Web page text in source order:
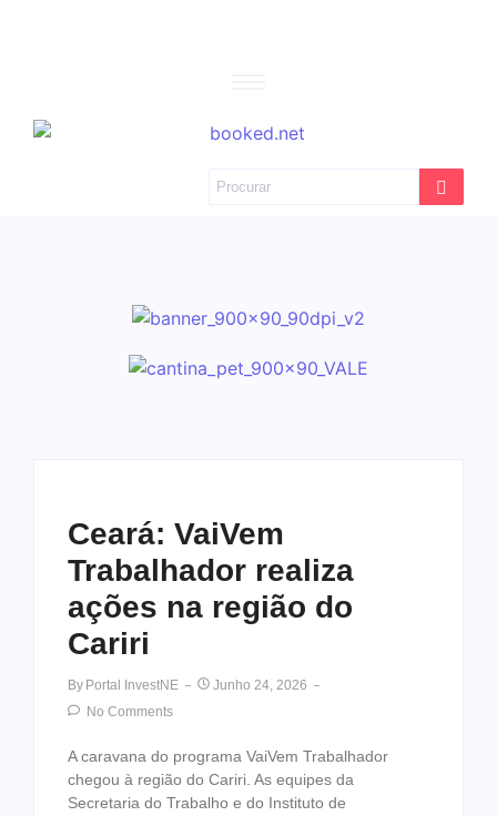
Ceará: VaiVem
Trabalhador realiza
ações na região do
Cariri
By Portal InvestNE
Junho 24, 2026
No Comments
A caravana do programa VaiVem Trabalhador
chegou à região do Cariri. As equipes da
Secretaria do Trabalho e do Instituto de